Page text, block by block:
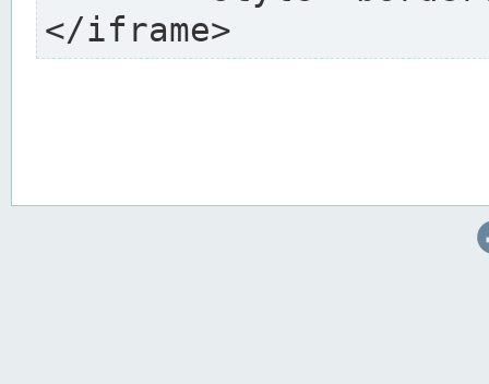
</iframe>